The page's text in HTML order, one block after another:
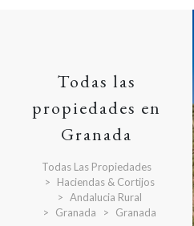
Todas las
propiedades en
Granada
Todas Las Propiedades
Haciendas & Cortijos
Andalucia Rural
Granada
Granada